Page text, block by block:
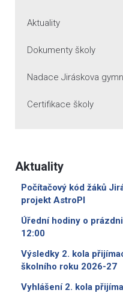
Aktuality
Dokumenty školy
Nadace Jiráskova
Certifikace školy
Aktuality
Počítačový kód žáků
projekt AstroPI
Úřední hodiny o
12:00
Výsledky 2. kola
školního roku 2026-27
Vyhlášení 2. kola